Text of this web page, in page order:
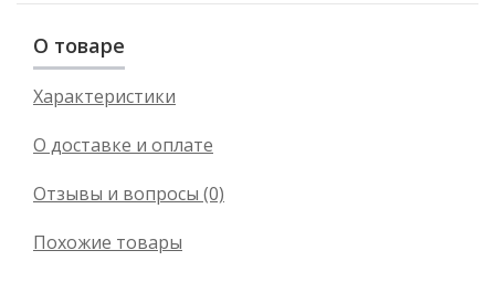
О товаре
Характеристики
О доставке и оплате
Отзывы и вопросы (0)
Похожие товары